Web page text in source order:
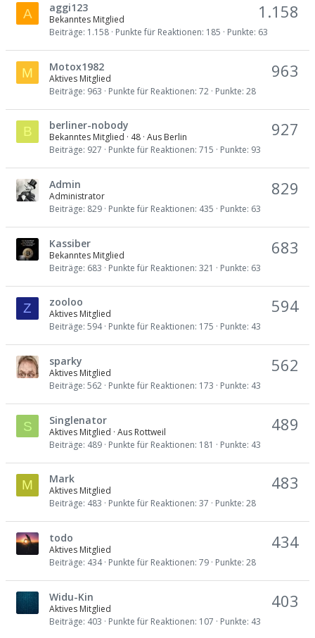
A 1.158
aggi123
Bekanntes Mitglied
Beiträge 1.158 Punkte für Reaktionen 185 Punkte 63
M 963
Motox1982
Aktives Mitglied
Beiträge 963 Punkte für Reaktionen 72 Punkte 28
B 927
berliner-nobody
Bekanntes Mitglied · 48 · Aus Berlin
Beiträge 927 Punkte für Reaktionen 715 Punkte 93
829
Admin
Administrator
Beiträge 829 Punkte für Reaktionen 435 Punkte 63
683
Kassiber
Bekanntes Mitglied
Beiträge 683 Punkte für Reaktionen 321 Punkte 63
Z 594
zooloo
Aktives Mitglied
Beiträge 594 Punkte für Reaktionen 175 Punkte 43
562
sparky
Aktives Mitglied
Beiträge 562 Punkte für Reaktionen 173 Punkte 43
S 489
Singlenator
Aktives Mitglied · Aus Rottweil
Beiträge 489 Punkte für Reaktionen 181 Punkte 43
M 483
Mark
Aktives Mitglied
Beiträge 483 Punkte für Reaktionen 37 Punkte 28
434
todo
Aktives Mitglied
Beiträge 434 Punkte für Reaktionen 79 Punkte 28
403
Widu-Kin
Aktives Mitglied
Beiträge 403 Punkte für Reaktionen 107 Punkte 43